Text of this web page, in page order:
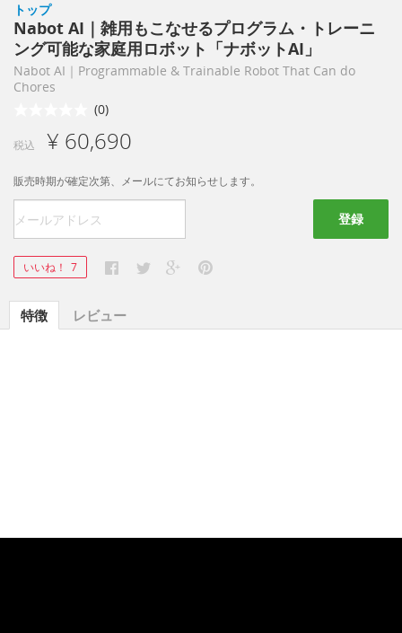
トップ
Nabot AI｜雑用もこなせるプログラム・トレーニ
ング可能な家庭用ロボット「ナボットAI」
Nabot AI｜Programmable & Trainable Robot That Can do
Chores
(0)
税込 ¥ 60,690
販売時期が確定次第、メールにてお知らせします。
登録
いいね！ 7
特徴 レビュー